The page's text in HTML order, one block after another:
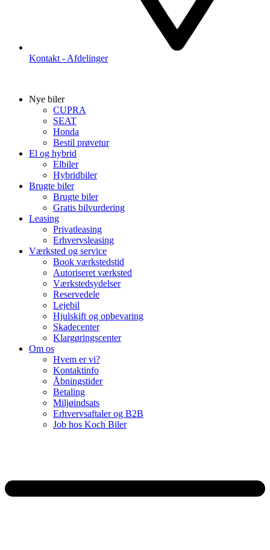
Kontakt - Afdelinger
Nye biler
CUPRA
SEAT
Honda
Bestil prøvetur
El og hybrid
Elbiler
Hybridbiler
Brugte biler
Brugte biler
Gratis bilvurdering
Leasing
Privatleasing
Erhvervsleasing
Værksted og service
Book værkstedstid
Autoriseret værksted
Værkstedsydelser
Reservedele
Lejebil
Hjulskift og opbevaring
Skadecenter
Klargøringscenter
Om os
Hvem er vi?
Kontaktinfo
Åbningstider
Betaling
Miljøindsats
Erhvervsaftaler og B2B
Job hos Koch Biler